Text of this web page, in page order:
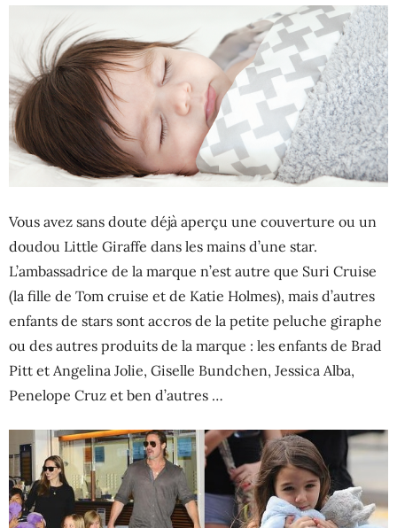
Vous avez sans doute déjà aperçu une couverture ou un
doudou Little Giraffe dans les mains d’une star.
L’ambassadrice de la marque n’est autre que Suri Cruise
(la fille de Tom cruise et de Katie Holmes), mais d’autres
enfants de stars sont accros de la petite peluche giraphe
ou des autres produits de la marque : les enfants de Brad
Pitt et Angelina Jolie, Giselle Bundchen, Jessica Alba,
Penelope Cruz et ben d’autres …